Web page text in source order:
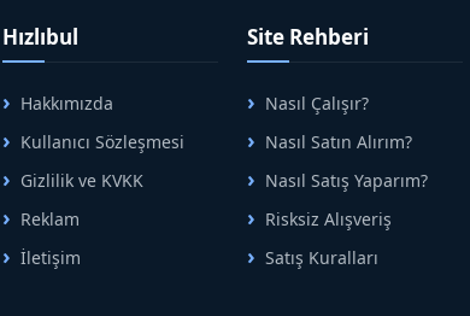
Hızlıbul
Hakkımızda
Kullanıcı Sözleşmesi
Gizlilik ve KVKK
Reklam
İletişim
Site Rehberi
Nasıl Çalışır?
Nasıl Satın Alırım?
Nasıl Satış Yaparım?
Risksiz Alışveriş
Satış Kuralları